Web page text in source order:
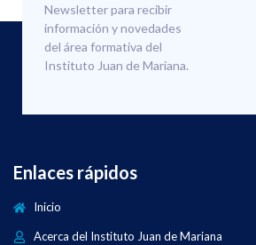
Newsletter para recibir
información y novedades
del área formativa del
Instituto Juan de Mariana.
Enlaces rápidos
Inicio
Acerca del Instituto Juan de Mariana